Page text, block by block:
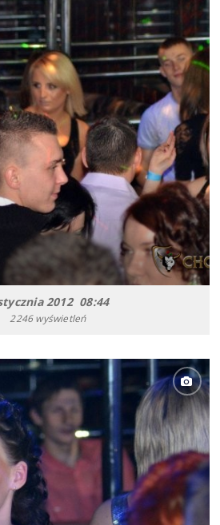
2012 08:44
2246 wyświetleń